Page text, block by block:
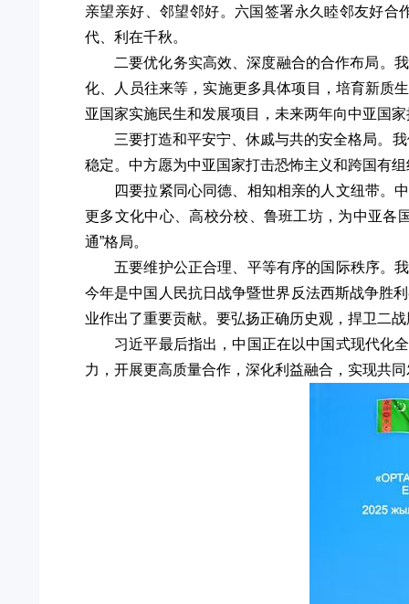
亲望亲好、邻望邻好。六国签署永久睦邻友好
代、利在千秋。
二要优化务实高效、深度融合的合作布局。
化、人员往来等，实施更多具体项目，培育新质
亚国家实施民生和发展项目，未来两年向中亚国
三要打造和平安宁、休戚与共的安全格局。
稳定。中方愿为中亚国家打击恐怖主义和跨国有
四要拉紧同心同德、相知相亲的人文纽带。
更多文化中心、高校分校、鲁班工坊，为中亚各
通”格局。
五要维护公正合理、平等有序的国际秩序。
今年是中国人民抗日战争暨世界反法西斯战争胜
业作出了重要贡献。要弘扬正确历史观，捍卫二
习近平最后指出，中国正在以中国式现代化
力，开展更高质量合作，深化利益融合，实现共